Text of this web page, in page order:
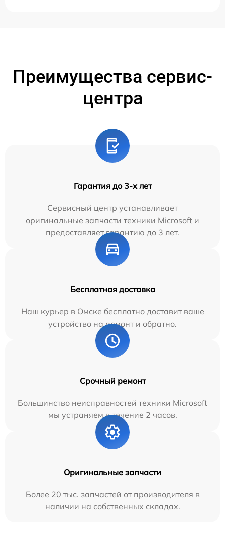
Преимущества сервис-
центра
Гарантия до 3-х лет
Сервисный центр устанавливает
оригинальные запчасти техники Microsoft и
предоставляет гарантию до 3 лет.
Бесплатная доставка
Наш курьер в Омске бесплатно доставит ваше
устройство на ремонт и обратно.
Срочный ремонт
Большинство неисправностей техники Microsoft
мы устраняем в течение 2 часов.
Оригинальные запчасти
Более 20 тыс. запчастей от производителя в
наличии на собственных складах.